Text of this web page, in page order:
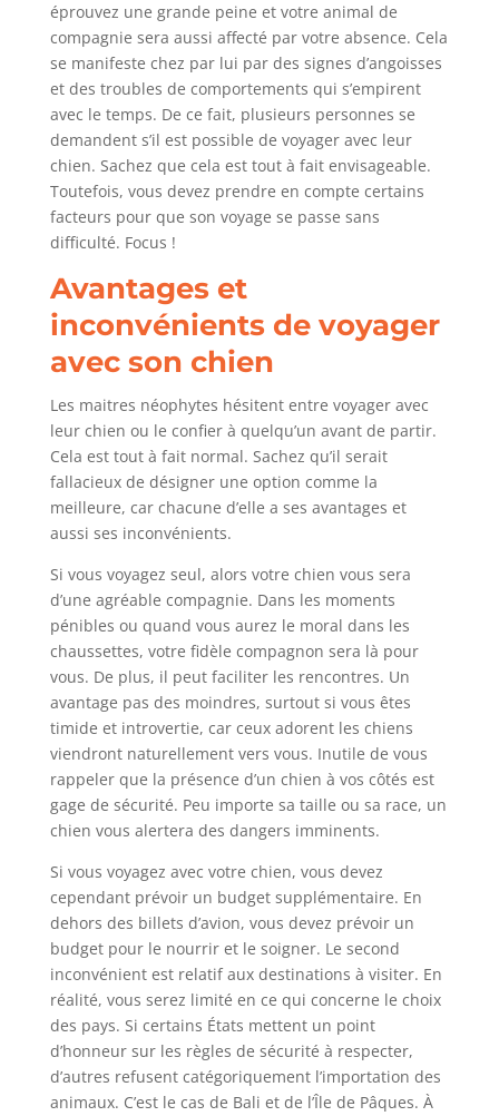
éprouvez une grande peine et votre animal de
compagnie sera aussi affecté par votre absence. Cela
se manifeste chez par lui par des signes d’angoisses
et des troubles de comportements qui s’empirent
avec le temps. De ce fait, plusieurs personnes se
demandent s’il est possible de voyager avec leur
chien. Sachez que cela est tout à fait envisageable.
Toutefois, vous devez prendre en compte certains
facteurs pour que son voyage se passe sans
difficulté. Focus !
Avantages et
inconvénients de voyager
avec son chien
Les maitres néophytes hésitent entre voyager avec
leur chien ou le confier à quelqu’un avant de partir.
Cela est tout à fait normal. Sachez qu’il serait
fallacieux de désigner une option comme la
meilleure, car chacune d’elle a ses avantages et
aussi ses inconvénients.
Si vous voyagez seul, alors votre chien vous sera
d’une agréable compagnie. Dans les moments
pénibles ou quand vous aurez le moral dans les
chaussettes, votre fidèle compagnon sera là pour
vous. De plus, il peut faciliter les rencontres. Un
avantage pas des moindres, surtout si vous êtes
timide et introvertie, car ceux adorent les chiens
viendront naturellement vers vous. Inutile de vous
rappeler que la présence d’un chien à vos côtés est
gage de sécurité. Peu importe sa taille ou sa race, un
chien vous alertera des dangers imminents.
Si vous voyagez avec votre chien, vous devez
cependant prévoir un budget supplémentaire. En
dehors des billets d’avion, vous devez prévoir un
budget pour le nourrir et le soigner. Le second
inconvénient est relatif aux destinations à visiter. En
réalité, vous serez limité en ce qui concerne le choix
des pays. Si certains États mettent un point
d’honneur sur les règles de sécurité à respecter,
d’autres refusent catégoriquement l’importation des
animaux. C’est le cas de Bali et de l’Île de Pâques. À